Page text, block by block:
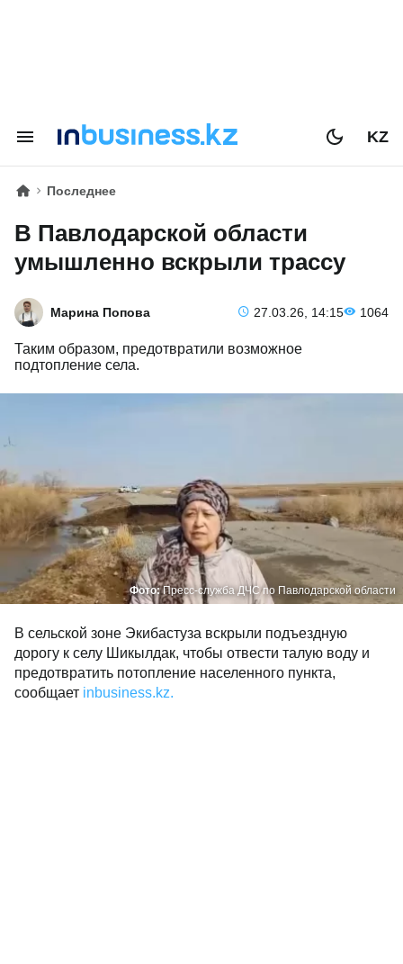
KZ
Последнее
В Павлодарской области
умышленно вскрыли трассу
Марина Попова 27.03.26, 14:15 1064
Таким образом, предотвратили возможное
подтопление села.
Фото:Пресс-служба ДЧС по Павлодарской области
В сельской зоне Экибастуза вскрыли подъездную
дорогу к селу Шикылдак, чтобы отвести талую воду и
предотвратить потопление населенного пункта,
сообщает inbusiness.kz.